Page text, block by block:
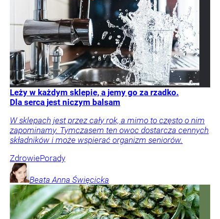
Leży w każdym sklepie, a jemy go za rzadko.
Dla serca jest niczym balsam
W sklepach jest przez cały rok, a mimo to często o nim
zapominamy. Tymczasem ten owoc dostarcza cennych
składników i może wspierać organizm seniorów.
ZdrowiePorady
Beata Anna Święcicka